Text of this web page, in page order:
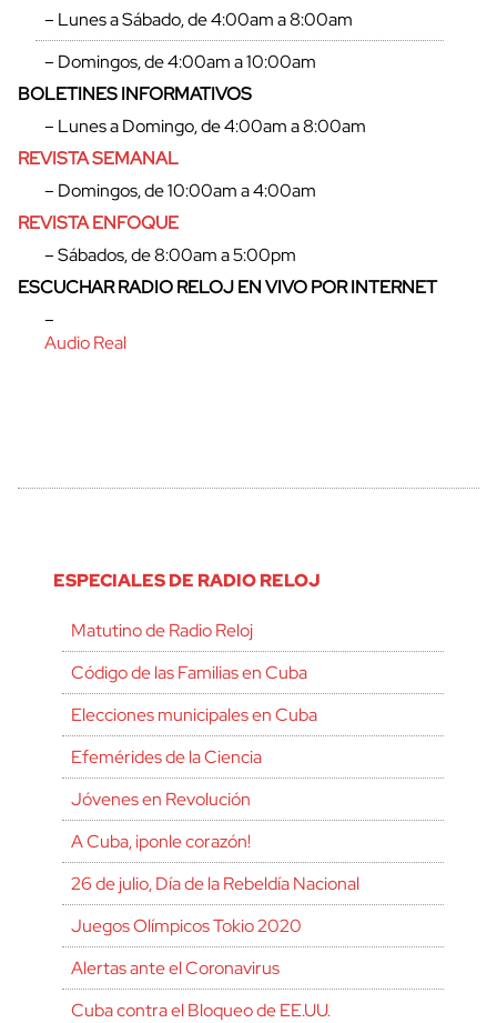
– Lunes a Sábado, de 4:00am a 8:00am
– Domingos, de 4:00am a 10:00am
BOLETINES INFORMATIVOS
– Lunes a Domingo, de 4:00am a 8:00am
REVISTA SEMANAL
– Domingos, de 10:00am a 4:00am
REVISTA ENFOQUE
– Sábados, de 8:00am a 5:00pm
ESCUCHAR RADIO RELOJ EN VIVO POR INTERNET
–
Audio Real
ESPECIALES DE RADIO RELOJ
Matutino de Radio Reloj
Código de las Familias en Cuba
Elecciones municipales en Cuba
Efemérides de la Ciencia
Jóvenes en Revolución
A Cuba, ¡ponle corazón!
26 de julio, Día de la Rebeldía Nacional
Juegos Olímpicos Tokio 2020
Alertas ante el Coronavirus
Cuba contra el Bloqueo de EE.UU.